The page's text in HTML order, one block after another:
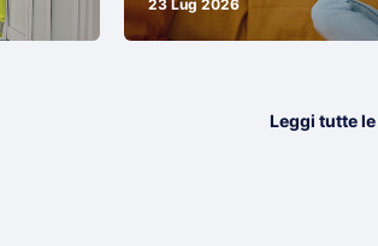
23 Lug 2026
Leggi tutte le